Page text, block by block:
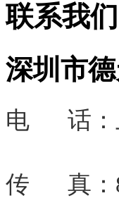
联系我们
深圳市
电 话：
传 真：